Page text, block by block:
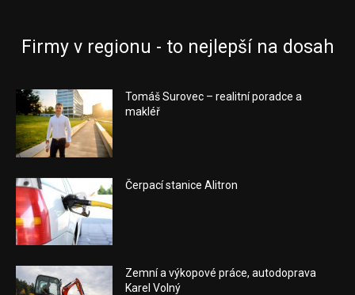
Firmy v regionu - to nejlepší na dosah
Tomáš Surovec – realitní poradce a
makléř
Čerpací stanice Alitron
Zemní a výkopové práce, autodoprava
Karel Volný